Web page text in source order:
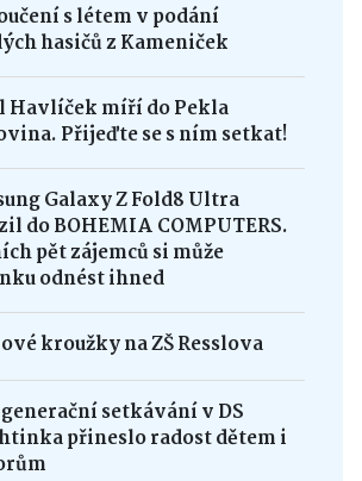
s létem v podání
hasičů z Kameniček
Havlíček míří do Pekla
Přijeďte se s ním setkat!
Galaxy Z Fold8 Ultra
do BOHEMIA COMPUTERS.
pět zájemců si může
odnést ihned
kroužky na ZŠ Resslova
setkávání v DS
přineslo radost dětem i